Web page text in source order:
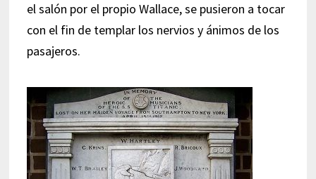
el salón por el propio Wallace, se pusieron a tocar
con el fin de templar los nervios y ánimos de los
pasajeros.